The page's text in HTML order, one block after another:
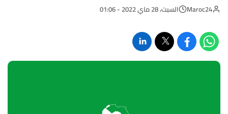
Maroc24 السبت، 28 ماي 2022 - 01:06